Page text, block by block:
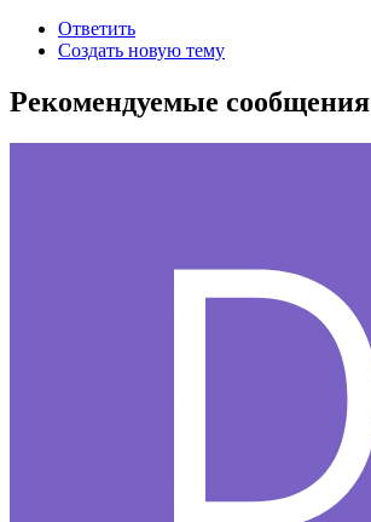
Ответить
Создать новую тему
Рекомендуемые сообщения